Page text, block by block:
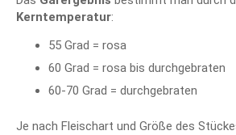
Kerntemperatur:
55 Grad = rosa
60 Grad = rosa bis durchgebraten
60-70 Grad = durchgebraten
Je nach Fleischart und Größe des